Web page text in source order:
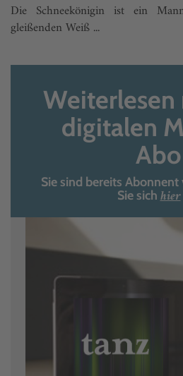
Die Schneekönigin ist ein
gleißenden Weiß ...
digitalen
Abo
Sie sind bereits Abonnent
Sie sich hier